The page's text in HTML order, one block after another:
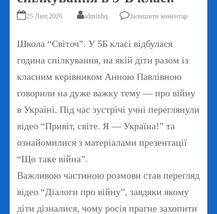
25 Лют,2026 adminhq Залишити коментар
Школа “Світоч”. У 5Б класі відбулася
година спілкування, на якій діти разом із
класним керівником Анною Павлівною
говорили на дуже важку тему — про війну
в Україні. Під час зустрічі учні переглянули
відео “Привіт, світе. Я — Україна!” та
ознайомилися з матеріалами презентації
“Що таке війна”.
Важливою частиною розмови став перегляд
відео “Діалоги про війну”, завдяки якому
діти дізналися, чому росія прагне захопити